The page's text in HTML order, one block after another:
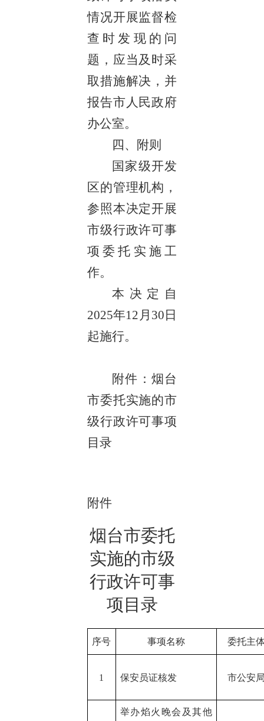
情况开展监督检
查时发现的问
题，应当及时采
取措施解决，并
报告市人民政府
办公室。
四、附则
国家级开发
区的管理机构，
参照本决定开展
市级行政许可事
项委托实施工
作。
本决定自
2025年12月30日
起施行。
附件：烟台
市委托实施的市
级行政许可事项
目录
附件
烟台市委托
实施的市级
行政许可事
项目录
序号 事项名称 委托主
1 保安员证核发 市公安
举办焰火晚会及其他